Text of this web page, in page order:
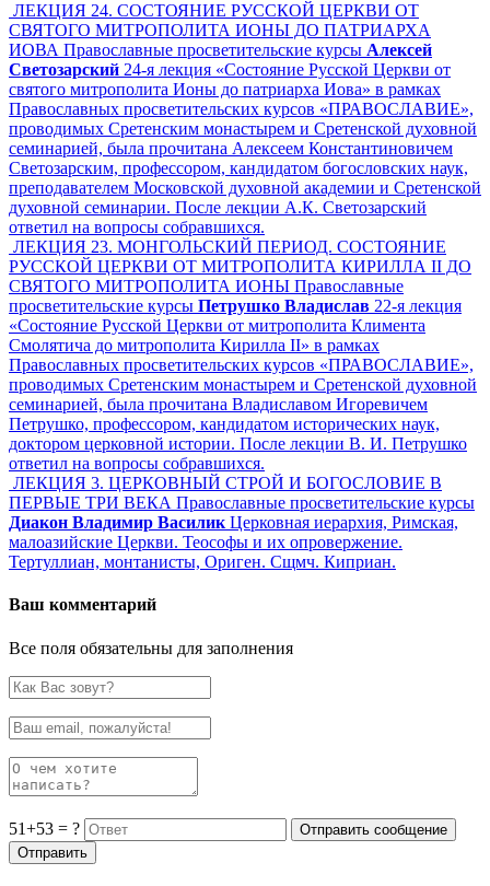
ЛЕКЦИЯ 24. СОСТОЯНИЕ РУССКОЙ ЦЕРКВИ ОТ
СВЯТОГО МИТРОПОЛИТА ИОНЫ ДО ПАТРИАРХА
ИОВА Православные просветительские курсы Алексей
Светозарский 24-я лекция «Состояние Русской Церкви от
святого митрополита Ионы до патриарха Иова» в рамках
Православных просветительских курсов «ПРАВОСЛАВИЕ»,
проводимых Сретенским монастырем и Сретенской духовной
семинарией, была прочитана Алексеем Константиновичем
Светозарским, профессором, кандидатом богословских наук,
преподавателем Московской духовной академии и Сретенской
духовной семинарии. После лекции А.К. Светозарский
ответил на вопросы собравшихся.
ЛЕКЦИЯ 23. МОНГОЛЬСКИЙ ПЕРИОД. СОСТОЯНИЕ
РУССКОЙ ЦЕРКВИ ОТ МИТРОПОЛИТА КИРИЛЛА II ДО
СВЯТОГО МИТРОПОЛИТА ИОНЫ Православные
просветительские курсы Петрушко Владислав 22-я лекция
«Состояние Русской Церкви от митрополита Климента
Смолятича до митрополита Кирилла II» в рамках
Православных просветительских курсов «ПРАВОСЛАВИЕ»,
проводимых Сретенским монастырем и Сретенской духовной
семинарией, была прочитана Владиславом Игоревичем
Петрушко, профессором, кандидатом исторических наук,
доктором церковной истории. После лекции В. И. Петрушко
ответил на вопросы собравшихся.
ЛЕКЦИЯ 3. ЦЕРКОВНЫЙ СТРОЙ И БОГОСЛОВИЕ В
ПЕРВЫЕ ТРИ ВЕКА Православные просветительские курсы
Диакон Владимир Василик Церковная иерархия, Римская,
малоазийские Церкви. Теософы и их опровержение.
Тертуллиан, монтанисты, Ориген. Сщмч. Киприан.
Ваш комментарий
Все поля обязательны для заполнения
51+53 = ?